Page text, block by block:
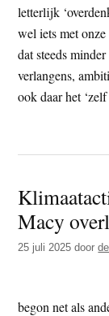
letterlijk
wel iets met
dat steeds
verlangens,
ook daar het
Macy
25 juli 2025 door
begon net als